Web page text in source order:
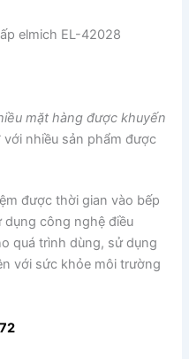
elmich EL-42028
mặt hàng được khuyến
với nhiều sản phẩm được
được thời gian vào bếp
dụng công nghệ điều
quá trình dùng, sử dụng
với sức khỏe môi trường